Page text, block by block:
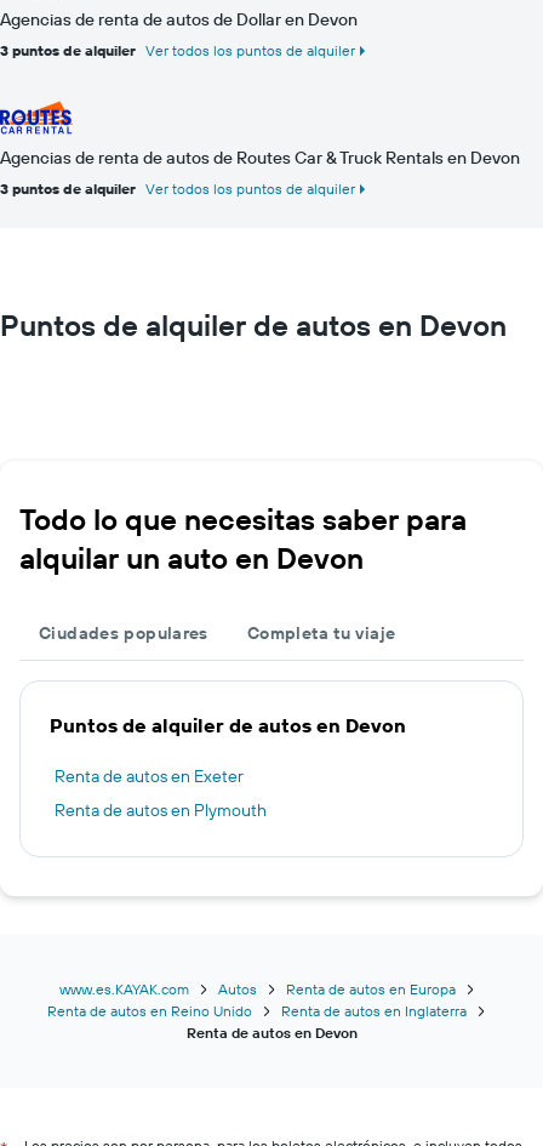
Agencias de renta de autos de Dollar en Devon
3 puntos de alquiler Ver todos los puntos de alquiler
Agencias de renta de autos de Routes Car & Truck Rentals en Devon
3 puntos de alquiler Ver todos los puntos de alquiler
Puntos de alquiler de autos en Devon
Todo lo que necesitas saber para
alquilar un auto en Devon
Ciudades populares Completa tu viaje
Puntos de alquiler de autos en Devon
Renta de autos en Exeter
Renta de autos en Plymouth
www.es.KAYAK.com Autos
Renta de autos en Europa
Renta de autos en Reino Unido
Renta de autos en Inglaterra
Renta de autos en Devon